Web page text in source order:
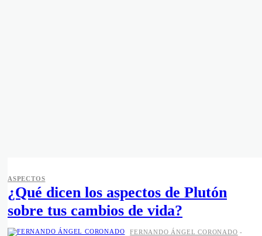
ASPECTOS
¿Qué dicen los aspectos de Plutón
sobre tus cambios de vida?
FERNANDO ÁNGEL CORONADO -